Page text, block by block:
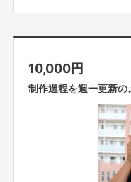
10,000円
制作過程を週一更新